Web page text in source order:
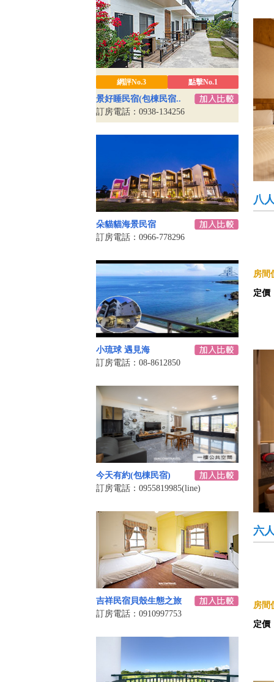
網評No.3 點擊No.1
景好睡民宿(包棟民宿..
訂房電話：0938-134256
朵貓貓海景民宿
訂房電話：0966-778296
小琉球 遇見海
訂房電話：08-8612850
今天有約(包棟民宿)
訂房電話：0955819985(line)
吉祥民宿貝殼生態之旅
訂房電話：0910997753
八
房間
定價
六
房間
定價